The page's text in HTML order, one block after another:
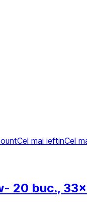
Cel mai ieftinCel
- 20 buc.,